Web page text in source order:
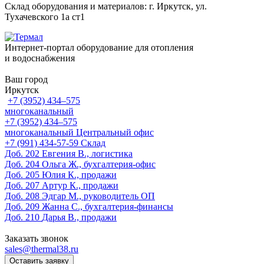
Склад оборудования и материалов: г. Иркутск, ул.
Тухачевского 1а ст1
Интернет-портал оборудование для отопления
и водоснабжения
Ваш город
Иркутск
+7 (3952) 434‒575
многоканальный
+7 (3952) 434‒575
многоканальный Центральный офис
‎+7 (991) 434-57-59 Склад
Доб. 202 Евгения В., логистика
Доб. 204 Ольга Ж., бухгалтерия-офис
Доб. 205 Юлия К., продажи
Доб. 207 Артур К., продажи
Доб. 208 Эдгар М., руководитель ОП
Доб. 209 Жанна С., бухгалтерия-финансы
Доб. 210 Дарья В., продажи
Заказать звонок
sales@thermal38.ru
Оставить заявку